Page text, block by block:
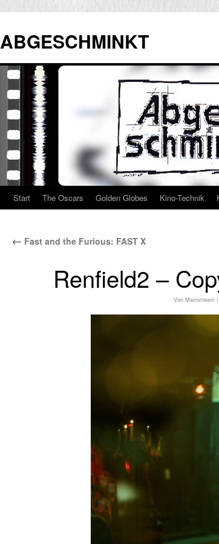
springen
ABGESCHMINKT
Start The Oscars Golden Globes Kino-Technik
← Fast and the Furious: FAST X
Renfield2 –
Von Mainstream |